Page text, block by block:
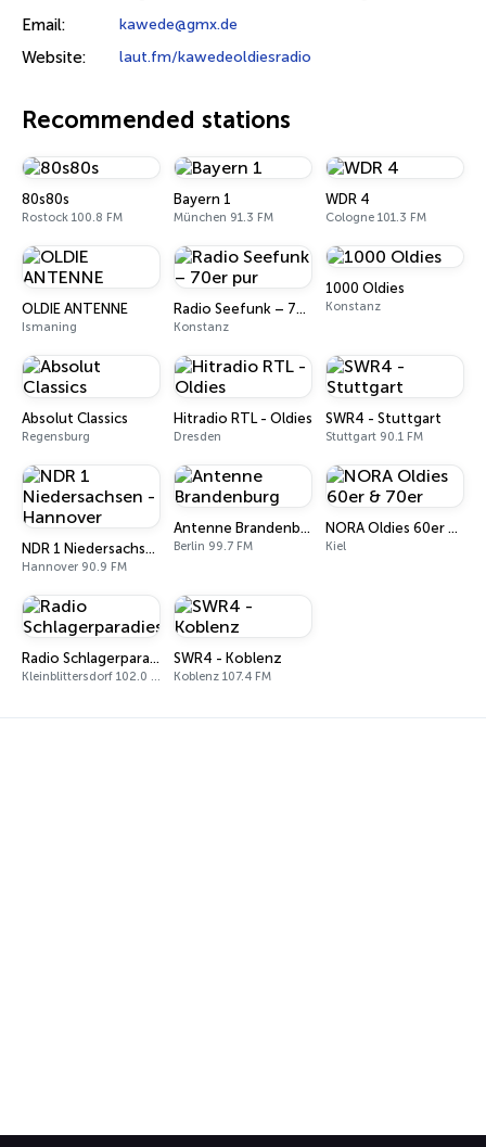
Email: kawede@gmx.de
Website: laut.fm/kawedeoldiesradio
Recommended stations
80s80s
Rostock 100.8 FM
Bayern 1
München 91.3 FM
WDR 4
Cologne 101.3 FM
OLDIE ANTENNE
Ismaning
Radio Seefunk – 70er pur
Konstanz
1000 Oldies
Konstanz
Absolut Classics
Regensburg
Hitradio RTL - Oldies
Dresden
SWR4 - Stuttgart
Stuttgart 90.1 FM
NDR 1 Niedersachsen - Hannover
Hannover 90.9 FM
Antenne Brandenburg
Berlin 99.7 FM
NORA Oldies 60er & 70er
Kiel
Radio Schlagerparadies
Kleinblittersdorf 102.0 FM
SWR4 - Koblenz
Koblenz 107.4 FM